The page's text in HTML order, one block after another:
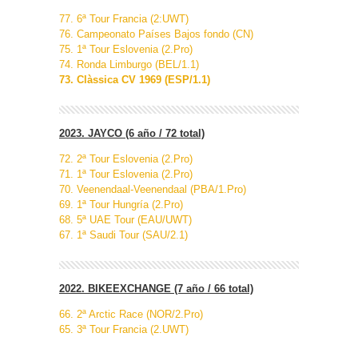
77. 6ª Tour Francia (2:UWT)
76. Campeonato Países Bajos fondo (CN)
75. 1ª Tour Eslovenia (2.Pro)
74. Ronda Limburgo (BEL/1.1)
73. Clàssica CV 1969 (ESP/1.1)
2023. JAYCO (6 año / 72 total)
72. 2ª Tour Eslovenia (2.Pro)
71. 1ª Tour Eslovenia (2.Pro)
70. Veenendaal-Veenendaal (PBA/1.Pro)
69. 1ª Tour Hungría (2.Pro)
68. 5ª UAE Tour (EAU/UWT)
67. 1ª Saudi Tour (SAU/2.1)
2022. BIKEEXCHANGE (7 año / 66 total)
66. 2ª Arctic Race (NOR/2.Pro)
65. 3ª Tour Francia (2.UWT)